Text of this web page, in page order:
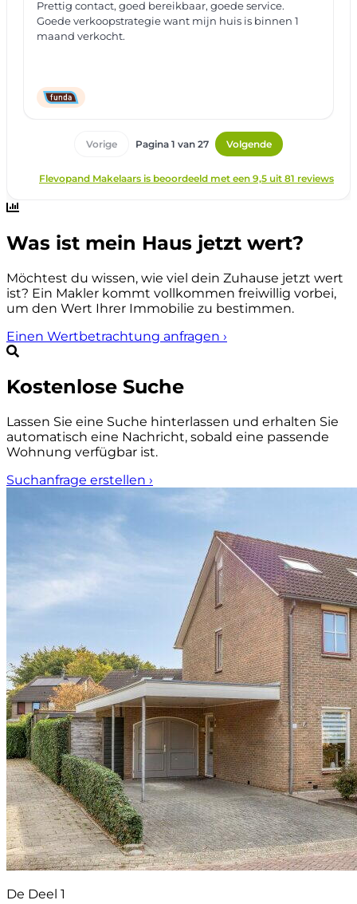
Was ist mein Haus jetzt wert?
Möchtest du wissen, wie viel dein Zuhause jetzt wert
ist? Ein Makler kommt vollkommen freiwillig vorbei,
um den Wert Ihrer Immobilie zu bestimmen.
Einen Wertbetrachtung anfragen ›
Kostenlose Suche
Lassen Sie eine Suche hinterlassen und erhalten Sie
automatisch eine Nachricht, sobald eine passende
Wohnung verfügbar ist.
Suchanfrage erstellen ›
De Deel 1